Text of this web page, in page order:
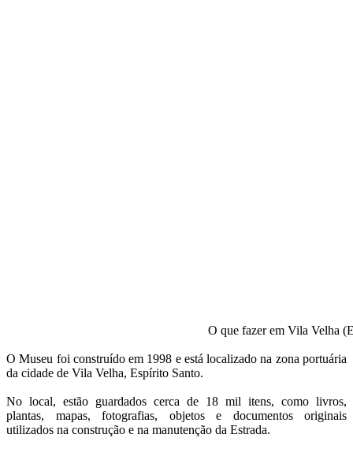
O que fazer em Vila Velha
O Museu foi construído em 1998 e está localizado na zona portuária
da cidade de Vila Velha, Espírito Santo.
No local, estão guardados cerca de 18 mil itens, como livros,
plantas, mapas, fotografias, objetos e documentos originais
utilizados na construção e na manutenção da Estrada.